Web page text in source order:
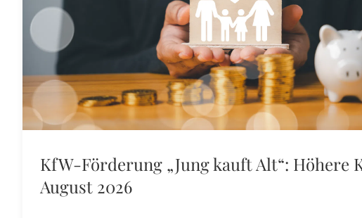
KfW-Förderung „Jung kauft Alt“: Höhere
August 2026